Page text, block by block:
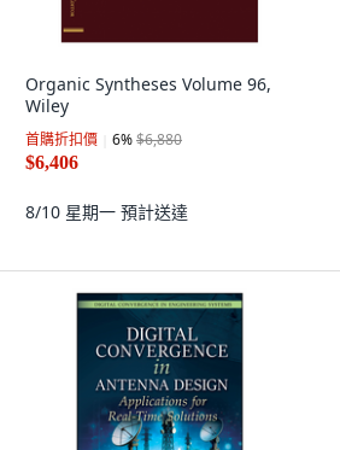
Organic Syntheses Volume 96,
Wiley
首購折扣價 6%$6,880
$6,406
8/10 星期一 預計送達